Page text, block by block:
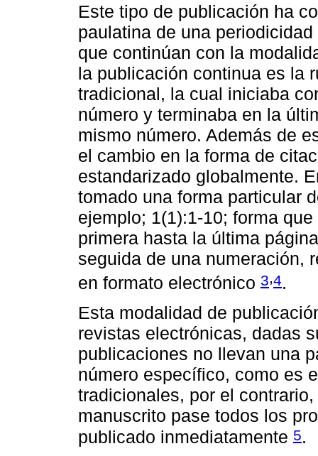
Este tipo de publicación ha
paulatina de una
que continúan con la
la publicación continua es la
tradicional, la cual iniciaba
número y terminaba en la
mismo número. Además de
el cambio en la forma de
estandarizado globalmente.
tomado una forma particular
ejemplo; 1(1):1-10; forma
primera hasta la última
seguida de una numeración,
en formato electrónico 3,4.
Esta modalidad de
revistas electrónicas, dadas
publicaciones no llevan una
número específico, como es
tradicionales, por el
manuscrito pase todos los
publicado inmediatamente 5.